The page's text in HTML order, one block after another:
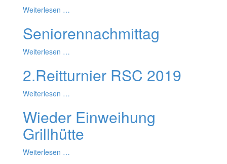
Weiterlesen …
Seniorennachmittag
Weiterlesen …
2.Reitturnier RSC 2019
Weiterlesen …
Wieder Einweihung
Grillhütte
Weiterlesen …